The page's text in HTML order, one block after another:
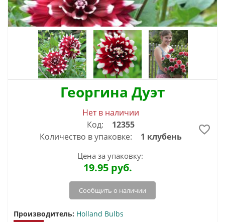
Георгина Дуэт
Нет в наличии
Код:
12355
Количество в упаковке:
1 клубень
Цена за упаковку:
19.95руб.
Сообщить о наличии
Производитель: Holland Bulbs